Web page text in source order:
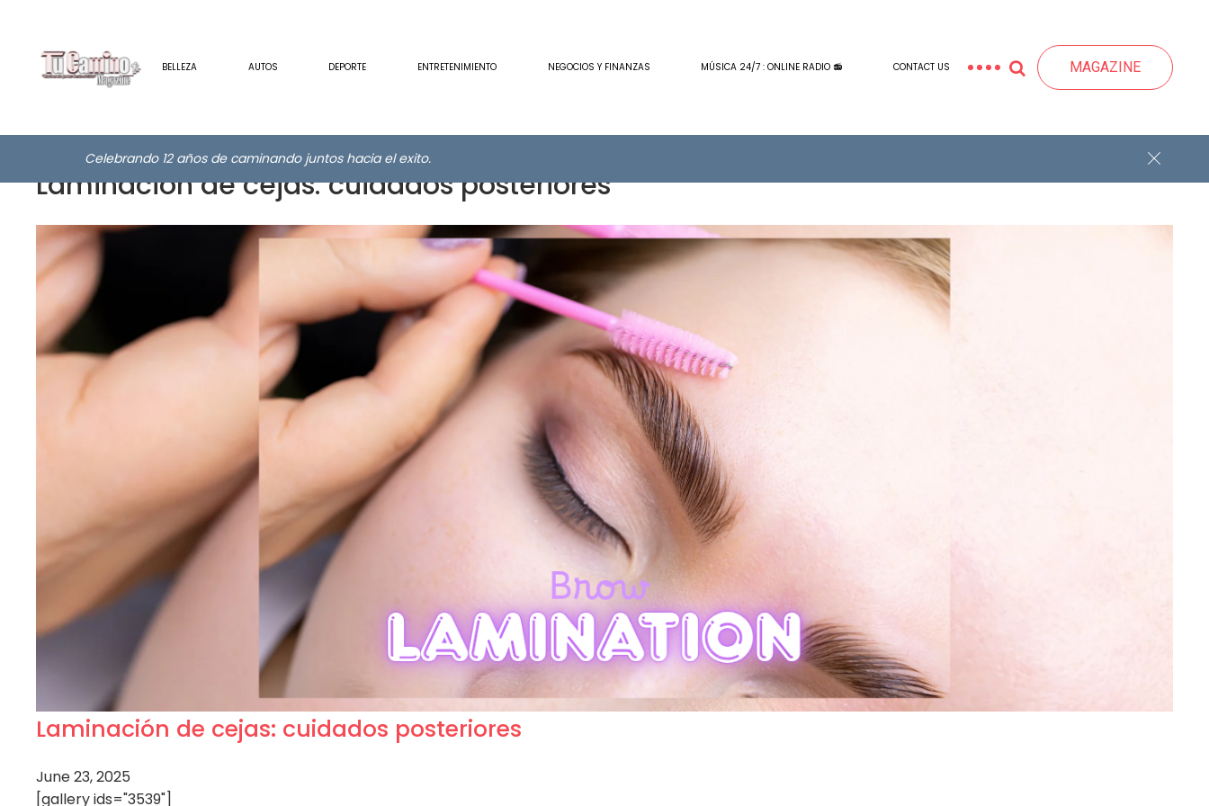
BELLEZA AUTOS DEPORTE ENTRETENIMIENTO NEGOCIOS Y FINANZAS MÚSICA 24/7 : ONLINE RADIO 📻 CONTACT US MAGAZINE
Celebrando 12 años de caminando juntos hacia el exito.
Laminación de cejas: cuidados posteriores
Laminación de cejas: cuidados posteriores
June 23, 2025
[gallery ids="3539"]